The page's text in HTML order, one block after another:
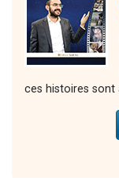
ces histoires sont